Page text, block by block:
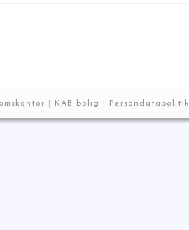
KAB bolig Persondatapolitik